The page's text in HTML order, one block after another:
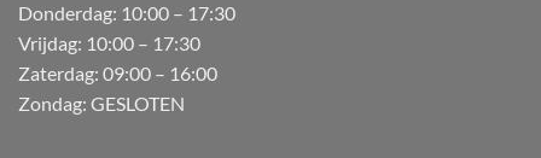
Donderdag: 10:00 – 17:30
Vrijdag: 10:00 – 17:30
Zaterdag: 09:00 – 16:00
Zondag: GESLOTEN